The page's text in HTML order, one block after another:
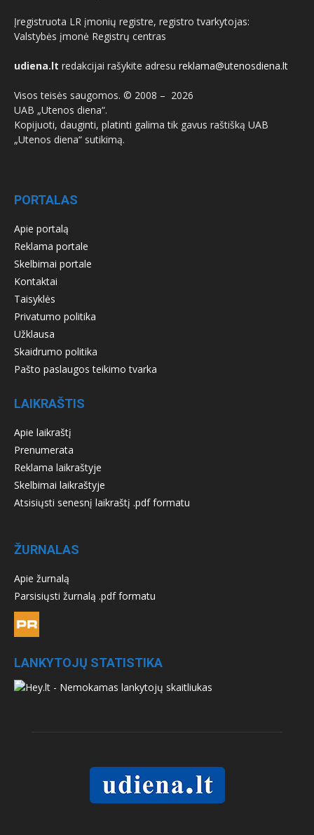
Įregistruota LR įmonių registre, registro tvarkytojas:
Valstybės įmonė Registrų centras
udiena.lt redakcijai rašykite adresu reklama@utenosdiena.lt
Visos teisės saugomos. © 2008 – 2026
UAB „Utenos diena“.
Kopijuoti, dauginti, platinti galima tik gavus raštišką UAB
„Utenos diena“ sutikimą.
PORTALAS
Apie portalą
Reklama portale
Skelbimai portale
Kontaktai
Taisyklės
Privatumo politika
Užklausa
Skaidrumo politika
Pašto paslaugos teikimo tvarka
LAIKRAŠTIS
Apie laikraštį
Prenumerata
Reklama laikraštyje
Skelbimai laikraštyje
Atsisiųsti senesnį laikraštį .pdf formatu
ŽURNALAS
Apie žurnalą
Parsisiųsti žurnalą .pdf formatu
LANKYTOJŲ STATISTIKA